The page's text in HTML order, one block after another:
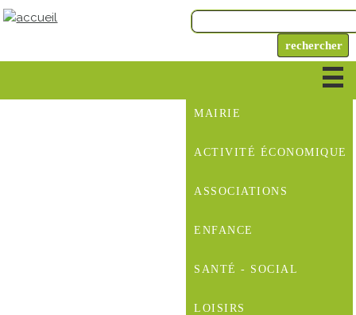
MAIRIE
ACTIVITÉ ÉCONOMIQUE
ASSOCIATIONS
ENFANCE
SANTÉ - SOCIAL
LOISIRS